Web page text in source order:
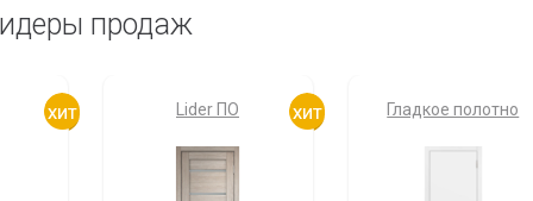
продаж
Lider ПО Гладкое полотно